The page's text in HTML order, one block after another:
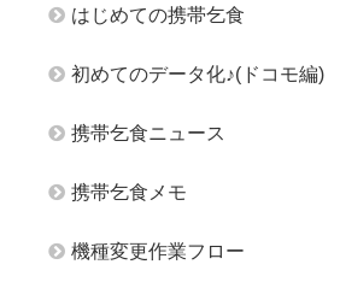
はじめての携帯乞食
初めてのデータ化♪(ドコモ編)
携帯乞食ニュース
携帯乞食メモ
機種変更作業フロー